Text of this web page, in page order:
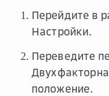
Перейдите в
Настройки.
Переведите
положение.